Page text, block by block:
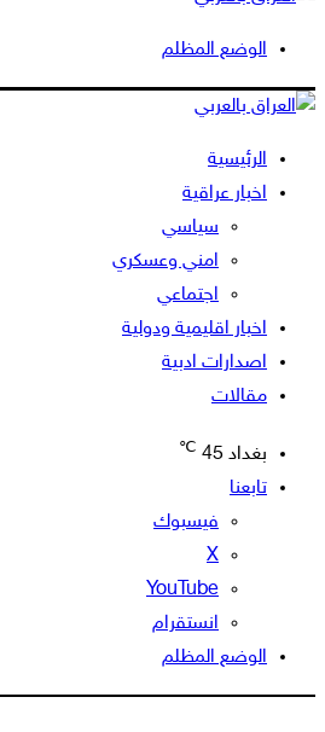
الوضع المظلم
الرئيسية
اخبار عراقية
سياسي
امني وعسكري
اجتماعي
اخبار اقليمية ودولية
اصدارات ادبية
مقالات
بغداد 45
℃
تابعنا
فيسبوك
‫X
‫YouTube
انستقرام
الوضع المظلم